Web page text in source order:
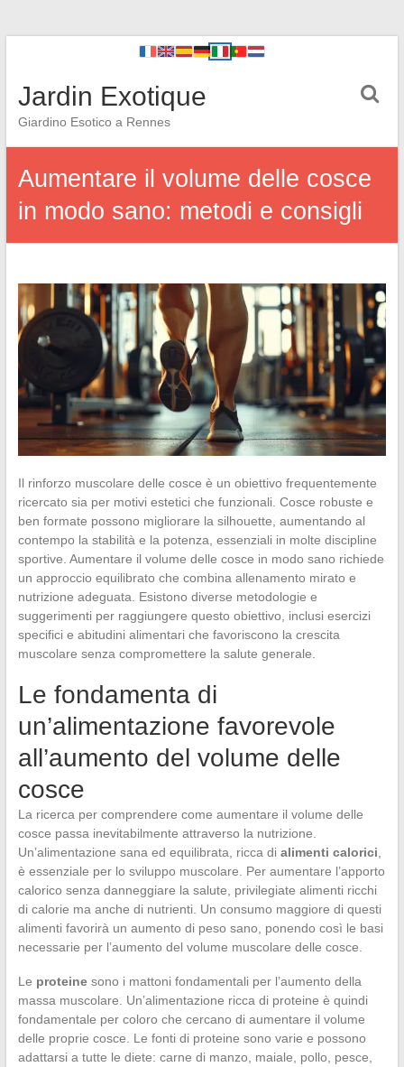
Jardin Exotique
Giardino Esotico a Rennes
Aumentare il volume delle cosce
in modo sano: metodi e consigli
Il rinforzo muscolare delle cosce è un obiettivo frequentemente
ricercato sia per motivi estetici che funzionali. Cosce robuste e
ben formate possono migliorare la silhouette, aumentando al
contempo la stabilità e la potenza, essenziali in molte discipline
sportive. Aumentare il volume delle cosce in modo sano richiede
un approccio equilibrato che combina allenamento mirato e
nutrizione adeguata. Esistono diverse metodologie e
suggerimenti per raggiungere questo obiettivo, inclusi esercizi
specifici e abitudini alimentari che favoriscono la crescita
muscolare senza compromettere la salute generale.
Le fondamenta di
un’alimentazione favorevole
all’aumento del volume delle
cosce
La ricerca per comprendere come aumentare il volume delle
cosce passa inevitabilmente attraverso la nutrizione.
Un’alimentazione sana ed equilibrata, ricca di alimenti calorici
è essenziale per lo sviluppo muscolare. Per aumentare l’apporto
calorico senza danneggiare la salute, privilegiate alimenti ricchi
di calorie ma anche di nutrienti. Un consumo maggiore di questi
alimenti favorirà un aumento di peso sano, ponendo così le basi
necessarie per l’aumento del volume muscolare delle cosce.
Le proteinesono i mattoni fondamentali per l’aumento della
massa muscolare. Un’alimentazione ricca di proteine è quindi
fondamentale per coloro che cercano di aumentare il volume
delle proprie cosce. Le fonti di proteine sono varie e possono
adattarsi a tutte le diete: carne di manzo, maiale, pollo, pesce,